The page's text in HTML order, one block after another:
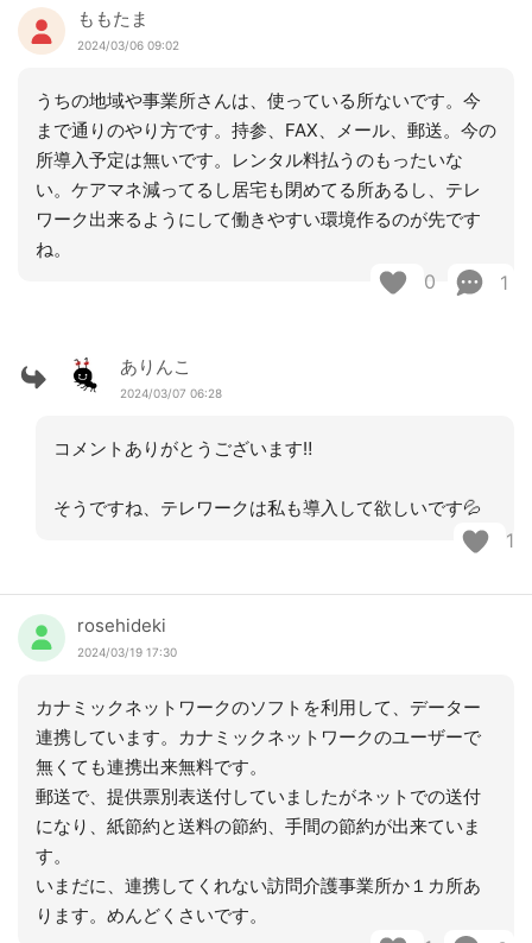
ももたま
2024/03/06 09:02
うちの地域や事業所さんは、使っている所ないです。今
まで通りのやり方です。持参、FAX、メール、郵送。今の
所導入予定は無いです。レンタル料払うのもったいな
い。ケアマネ減ってるし居宅も閉めてる所あるし、テレ
ワーク出来るようにして働きやすい環境作るのが先です
ね。
0 1
ありんこ
2024/03/07 06:28
コメントありがとうございます‼︎
そうですね、テレワークは私も導入して欲しいです💦
1
rosehideki
2024/03/19 17:30
カナミックネットワークのソフトを利用して、データー
連携しています。カナミックネットワークのユーザーで
無くても連携出来無料です。
郵送で、提供票別表送付していましたがネットでの送付
になり、紙節約と送料の節約、手間の節約が出来ていま
す。
いまだに、連携してくれない訪問介護事業所か１カ所あ
ります。めんどくさいです。